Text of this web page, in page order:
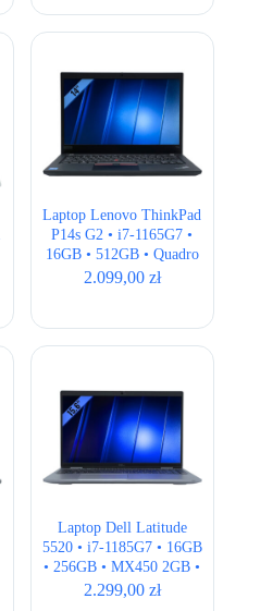
Laptop Lenovo ThinkPad
P14s G2 • i7-1165G7 •
16GB • 512GB • Quadro
T500 2GB • 14″ Full HD
2.099,00 zł
Laptop Dell Latitude
5520 • i7-1185G7 • 16GB
• 256GB • MX450 2GB •
15,6″ Full HD
2.299,00 zł